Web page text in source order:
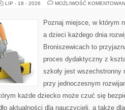
LIP - 18 - 2026 MOŻLIWOŚĆ
Poznaj miejsce, w którym
a dzieci każdego dnia
Broniszewicach to
proces dydaktyczny z
szkoły jest wszechstronny
przy jednoczesnym
każde dziecko może czuć się
aktualności dla nauczycieli, a także